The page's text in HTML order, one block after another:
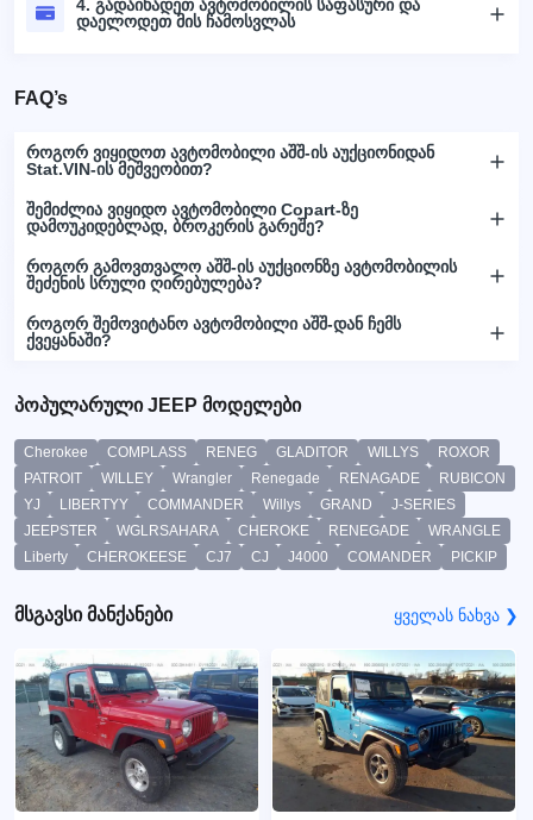
4. გადაიხადეთ ავტომობილის საფასური და
დაელოდეთ მის ჩამოსვლას
FAQ’s
როგორ ვიყიდოთ ავტომობილი აშშ-ის აუქციონიდან
Stat.VIN-ის მეშვეობით?
შემიძლია ვიყიდო ავტომობილი Copart-ზე
დამოუკიდებლად, ბროკერის გარეშე?
როგორ გამოვთვალო აშშ-ის აუქციონზე ავტომობილის
შეძენის სრული ღირებულება?
როგორ შემოვიტანო ავტომობილი აშშ-დან ჩემს
ქვეყანაში?
პოპულარული JEEP მოდელები
Cherokee COMPLASS RENEG GLADITOR WILLYS
ROXOR
PATROIT
WILLEY Wrangler Renegade RENAGADE
RUBICON
YJ
LIBERTYY COMMANDER Willys GRAND
J-SERIES
JEEPSTER
WGLRSAHARA CHEROKE RENEGADE
WRANGLE
Liberty
CHEROKEESE CJ7 CJ J4000 COMANDER PICKIP
მსგავსი მანქანები ყველას ნახვა ❯